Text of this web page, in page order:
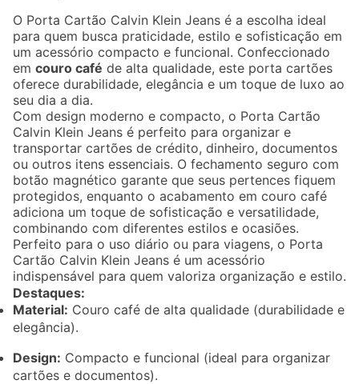
O Porta Cartão Calvin Klein Jeans é a escolha ideal
para quem busca praticidade, estilo e sofisticação em
um acessório compacto e funcional. Confeccionado
em couro café de alta qualidade, este porta cartões
oferece durabilidade, elegância e um toque de luxo ao
seu dia a dia.
Com design moderno e compacto, o Porta Cartão
Calvin Klein Jeans é perfeito para organizar e
transportar cartões de crédito, dinheiro, documentos
ou outros itens essenciais. O fechamento seguro com
botão magnético garante que seus pertences fiquem
protegidos, enquanto o acabamento em couro café
adiciona um toque de sofisticação e versatilidade,
combinando com diferentes estilos e ocasiões.
Perfeito para o uso diário ou para viagens, o Porta
Cartão Calvin Klein Jeans é um acessório
indispensável para quem valoriza organização e estilo.
Destaques:
Material: Couro café de alta qualidade (durabilidade e
elegância).
Design: Compacto e funcional (ideal para organizar
cartões e documentos).